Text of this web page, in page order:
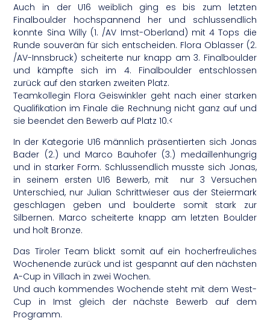
Auch in der U16 weiblich ging es bis zum letzten
Finalboulder hochspannend her und schlussendlich
konnte Sina Willy (1. /AV Imst-Oberland) mit 4 Tops die
Runde souverän für sich entscheiden. Flora Oblasser (2.
/AV-Innsbruck) scheiterte nur knapp am 3. Finalboulder
und kämpfte sich im 4. Finalboulder entschlossen
zurück auf den starken zweiten Platz.
Teamkollegin Flora Geiswinkler geht nach einer starken
Qualifikation im Finale die Rechnung nicht ganz auf und
sie beendet den Bewerb auf Platz 10.<
In der Kategorie U16 männlich präsentierten sich Jonas
Bader (2.) und Marco Bauhofer (3.) medaillenhungrig
und in starker Form. Schlussendlich musste sich Jonas,
in seinem ersten U16 Bewerb, mit nur 3 Versuchen
Unterschied, nur Julian Schrittwieser aus der Steiermark
geschlagen geben und boulderte somit stark zur
Silbernen. Marco scheiterte knapp am letzten Boulder
und holt Bronze.
Das Tiroler Team blickt somit auf ein hocherfreuliches
Wochenende zurück und ist gespannt auf den nächsten
A-Cup in Villach in zwei Wochen.
Und auch kommendes Wochende steht mit dem West-
Cup in Imst gleich der nächste Bewerb auf dem
Programm.